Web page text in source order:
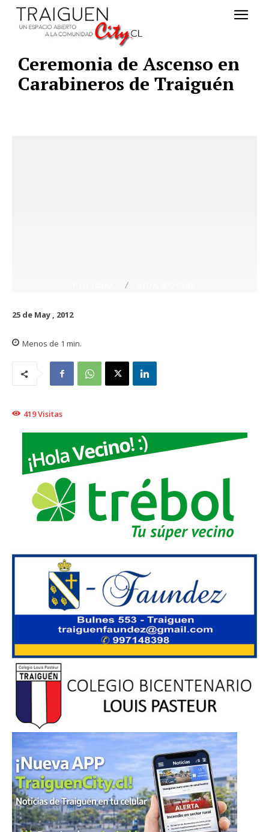
Ceremonia de Ascenso en
Carabineros de Traiguén
25 de May , 2012
Menos de 1 min.
419Visitas